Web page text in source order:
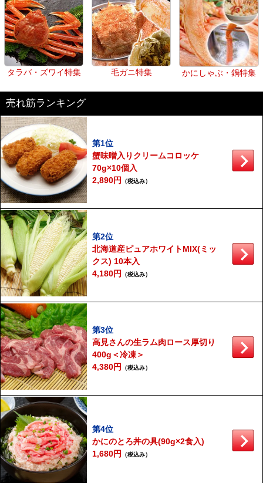
タラバ・ズワイ特集 毛ガニ特集 かにしゃぶ・鍋特集
売れ筋ランキング
第1位
蟹味噌入りクリームコロッケ
70g×10個入
2,890円
（税込み）
第2位
北海道産ピュアホワイトMIX(ミッ
クス) 10本入
4,180円
（税込み）
第3位
高見さんの生ラム肉ロース厚切り
400g＜冷凍＞
4,380円
（税込み）
第4位
かにのとろ丼の具(90g×2食入)
1,680円
（税込み）